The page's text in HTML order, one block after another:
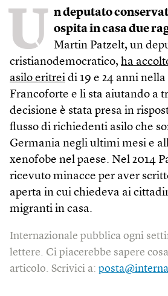
U n deputato
ospita in casa due
Martin Patzelt, un
cristianodemocratico, ha
asilo eritrei di 19 e 24 anni
Francoforte e li sta aiutando a
decisione è stata presa in
flusso di richiedenti asilo che
Germania negli ultimi mesi e
xenofobe nel paese. Nel 2014
ricevuto minacce per aver
aperta in cui chiedeva ai
migranti in casa.
Internazionale pubblica ogni
lettere. Ci piacerebbe sapere
articolo. Scrivici a: